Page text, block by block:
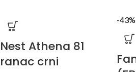
Nest Athena 81
ranac crni
-43%